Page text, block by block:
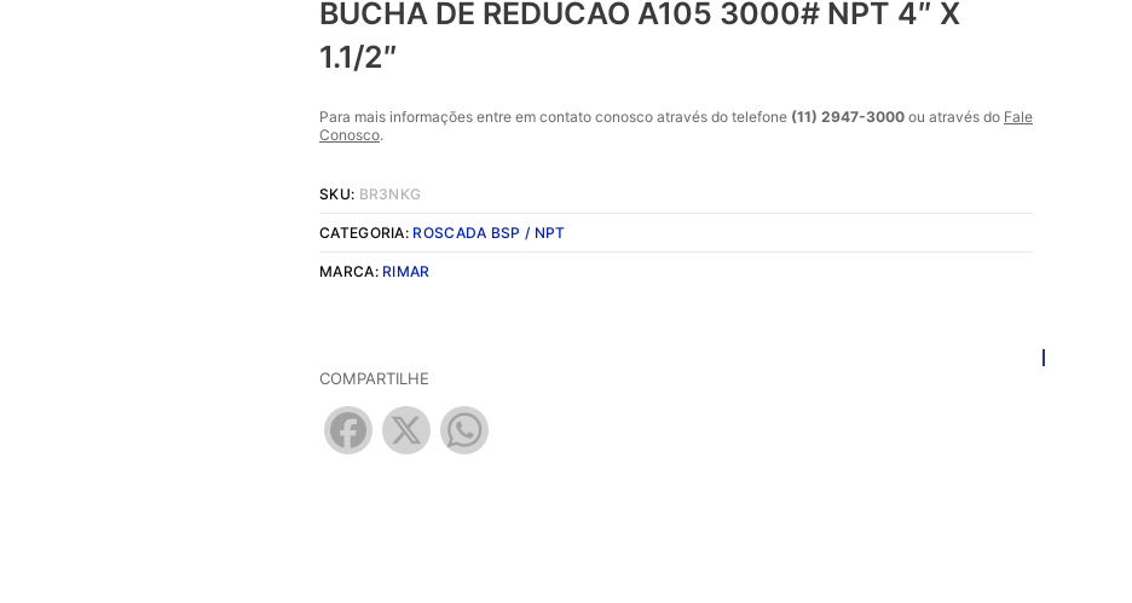
BUCHA DE REDUCAO A105 3000# NPT 4″ X
1.1/2″
Para mais informações entre em contato conosco através do telefone (11) 2947-3000 ou através do Fale
Conosco.
SKU: BR3NKG
CATEGORIA: ROSCADA BSP / NPT
MARCA: RIMAR
COMPARTILHE
Facebook
X